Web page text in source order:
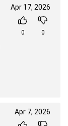
Apr 17, 2026
0 0
Apr 7, 2026